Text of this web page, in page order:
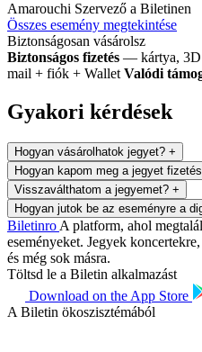
Amarouchi Szervező a Biletinen
Összes esemény megtekintése
Biztonságosan vásárolsz
Biztonságos fizetés — kártya, 3D
mail + fiók + Wallet Valódi
Gyakori kérdések
Hogyan vásárolhatok jegyet? +
Hogyan kapom meg a jegyet
Visszaválthatom a jegyemet? +
Hogyan jutok be az eseményre a
Biletinro A platform, ahol
eseményeket. Jegyek
és még sok másra.
Töltsd le a Biletin alkalmazást
Download on the App Store
A Biletin ökoszisztémából